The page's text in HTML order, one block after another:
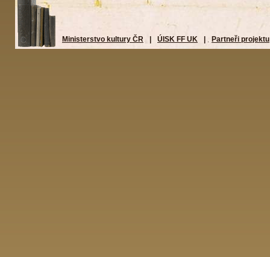
Ministerstvo kultury ČR ÚISK FF UK Partneři projektu